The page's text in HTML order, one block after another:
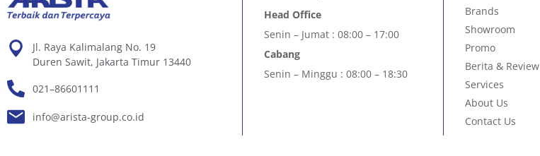
Jl. Raya Kalimalang No. 19
Duren Sawit, Jakarta Timur 13440
021–86601111
info@arista-group.co.id
Head Office
Senin – Jumat : 08:00 – 17:00
Cabang
Senin – Minggu : 08:00 – 18:30
Brands
Showroom
Promo
Berita & Review
Services
About Us
Contact Us